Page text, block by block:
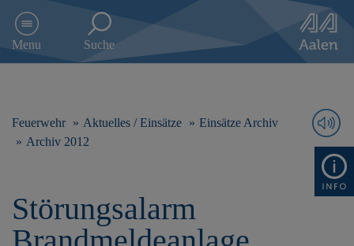
e
Menu Suche
Feuerwehr Aktuelles / Einsätze
Einsätze Archiv
Archiv 2012
Störungsalarm